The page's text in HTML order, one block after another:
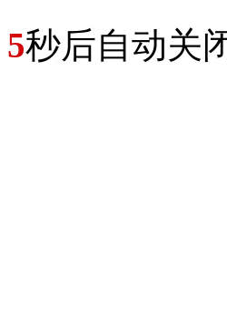
5秒后自动关